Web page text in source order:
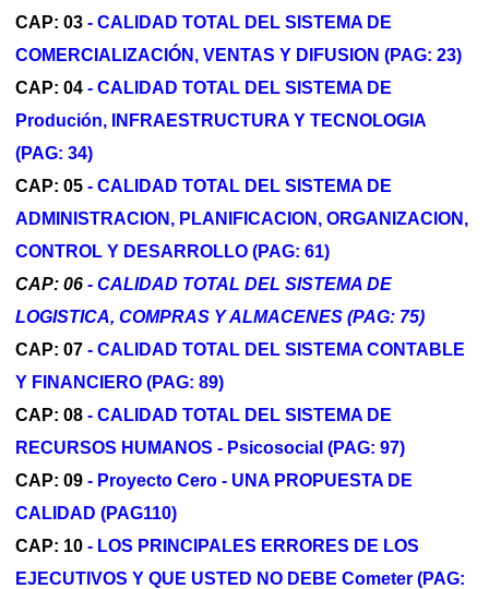
CAP: 03 - CALIDAD TOTAL DEL SISTEMA DE
COMERCIALIZACIÓN, VENTAS Y DIFUSION (PAG: 23)
CAP: 04 - CALIDAD TOTAL DEL SISTEMA DE
Produción, INFRAESTRUCTURA Y TECNOLOGIA
(PAG: 34)
CAP: 05 - CALIDAD TOTAL DEL SISTEMA DE
ADMINISTRACION, PLANIFICACION, ORGANIZACION,
CONTROL Y DESARROLLO (PAG: 61)
CAP: 06 - CALIDAD TOTAL DEL SISTEMA DE
LOGISTICA, COMPRAS Y ALMACENES (PAG: 75)
CAP: 07 - CALIDAD TOTAL DEL SISTEMA CONTABLE
Y FINANCIERO (PAG: 89)
CAP: 08 - CALIDAD TOTAL DEL SISTEMA DE
RECURSOS HUMANOS - Psicosocial (PAG: 97)
CAP: 09 - Proyecto Cero - UNA PROPUESTA DE
CALIDAD (PAG110)
CAP: 10 - LOS PRINCIPALES ERRORES DE LOS
EJECUTIVOS Y QUE USTED NO DEBE Cometer (PAG: